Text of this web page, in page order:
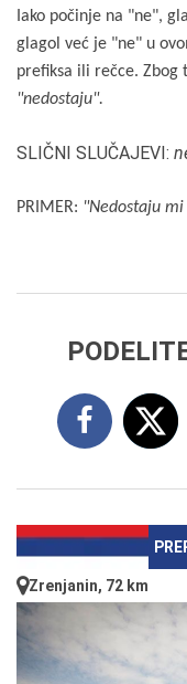
Iako počinje na "ne",
glagol već je "ne" u
prefiksa ili rečce. Zbog
"nedostaju".
SLIČNI SLUČAJEVI:
PRIMER: "Nedostaju
Zrenjanin, 72 km